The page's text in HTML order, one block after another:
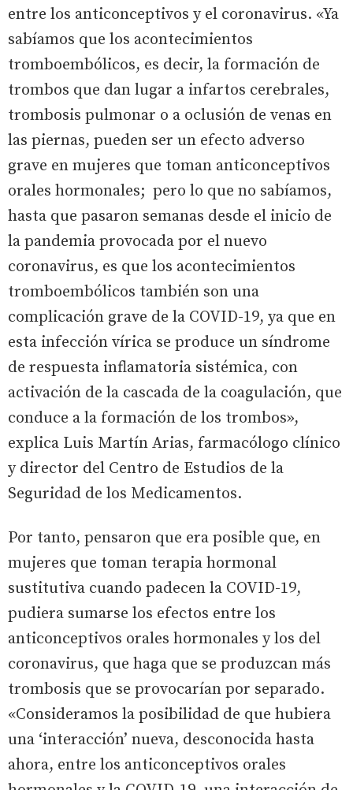
entre los anticonceptivos y el coronavirus. «Ya
sabíamos que los acontecimientos
tromboembólicos, es decir, la formación de
trombos que dan lugar a infartos cerebrales,
trombosis pulmonar o a oclusión de venas en
las piernas, pueden ser un efecto adverso
grave en mujeres que toman anticonceptivos
orales hormonales; pero lo que no sabíamos,
hasta que pasaron semanas desde el inicio de
la pandemia provocada por el nuevo
coronavirus, es que los acontecimientos
tromboembólicos también son una
complicación grave de la COVID-19, ya que en
esta infección vírica se produce un síndrome
de respuesta inflamatoria sistémica, con
activación de la cascada de la coagulación, que
conduce a la formación de los trombos»,
explica Luis Martín Arias, farmacólogo clínico
y director del Centro de Estudios de la
Seguridad de los Medicamentos.
Por tanto, pensaron que era posible que, en
mujeres que toman terapia hormonal
sustitutiva cuando padecen la COVID-19,
pudiera sumarse los efectos entre los
anticonceptivos orales hormonales y los del
coronavirus, que haga que se produzcan más
trombosis que se provocarían por separado.
«Consideramos la posibilidad de que hubiera
una ‘interacción’ nueva, desconocida hasta
ahora, entre los anticonceptivos orales